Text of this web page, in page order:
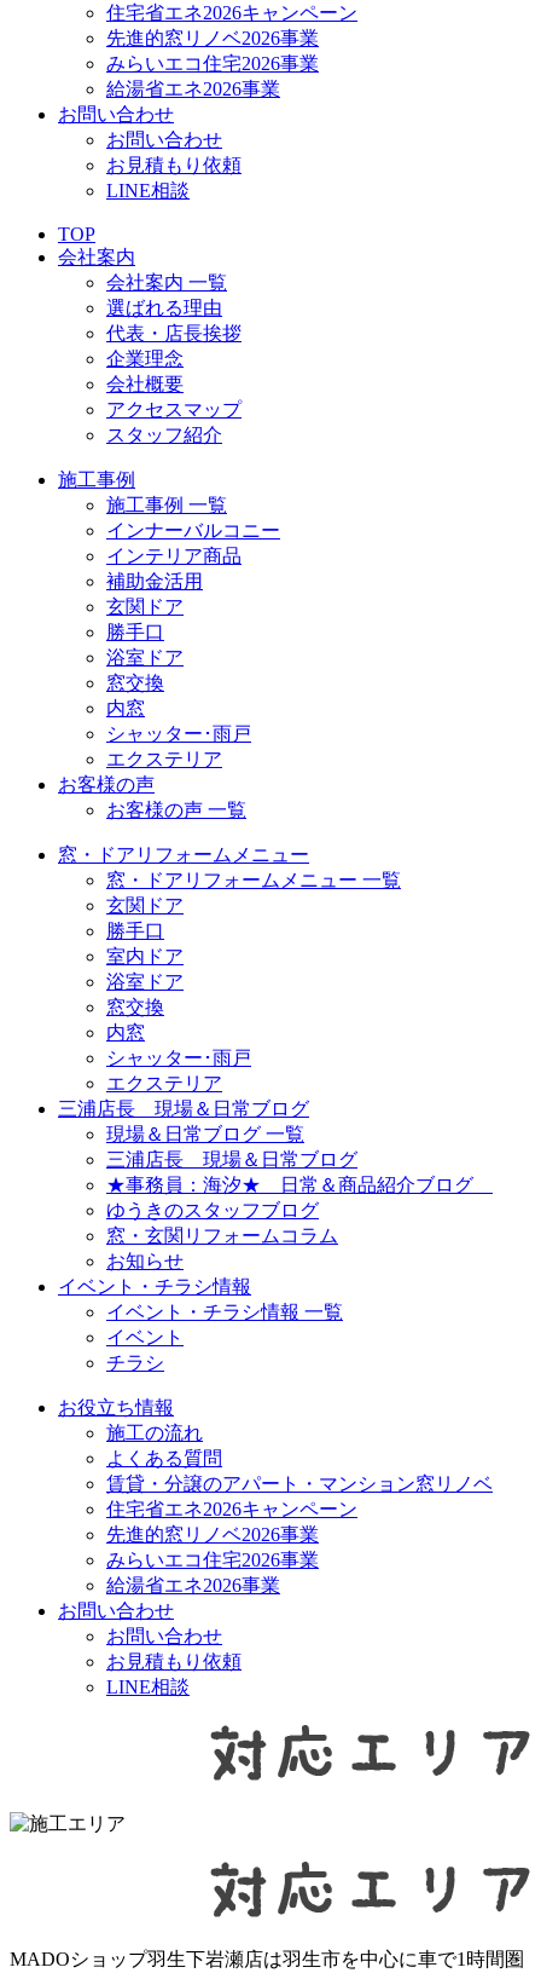
住宅省エネ2026キャンペーン
先進的窓リノベ2026事業
みらいエコ住宅2026事業
給湯省エネ2026事業
お問い合わせ
お問い合わせ
お見積もり依頼
LINE相談
TOP
会社案内
会社案内 一覧
選ばれる理由
代表・店長挨拶
企業理念
会社概要
アクセスマップ
スタッフ紹介
施工事例
施工事例 一覧
インナーバルコニー
インテリア商品
補助金活用
玄関ドア
勝手口
浴室ドア
窓交換
内窓
シャッター･雨戸
エクステリア
お客様の声
お客様の声 一覧
窓・ドアリフォームメニュー
窓・ドアリフォームメニュー 一覧
玄関ドア
勝手口
室内ドア
浴室ドア
窓交換
内窓
シャッター･雨戸
エクステリア
三浦店長 現場＆日常ブログ
現場＆日常ブログ 一覧
三浦店長 現場＆日常ブログ
★事務員：海汐★ 日常＆商品紹介ブログ
ゆうきのスタッフブログ
窓・玄関リフォームコラム
お知らせ
イベント・チラシ情報
イベント・チラシ情報 一覧
イベント
チラシ
お役立ち情報
施工の流れ
よくある質問
賃貸・分譲のアパート・マンション窓リノベ
住宅省エネ2026キャンペーン
先進的窓リノベ2026事業
みらいエコ住宅2026事業
給湯省エネ2026事業
お問い合わせ
お問い合わせ
お見積もり依頼
LINE相談
MADOショップ羽生下岩瀬店は羽生市を中心に車で1時間圏